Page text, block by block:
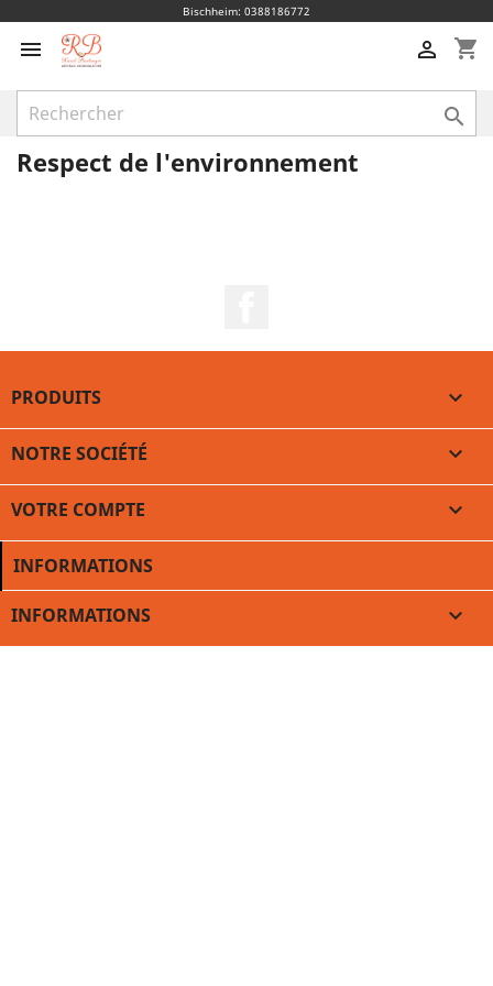
Bischheim: 0388186772
 shopping_cart


Respect de l'environnement
PRODUITS 
NOTRE SOCIÉTÉ 
VOTRE COMPTE 
INFORMATIONS
INFORMATIONS 